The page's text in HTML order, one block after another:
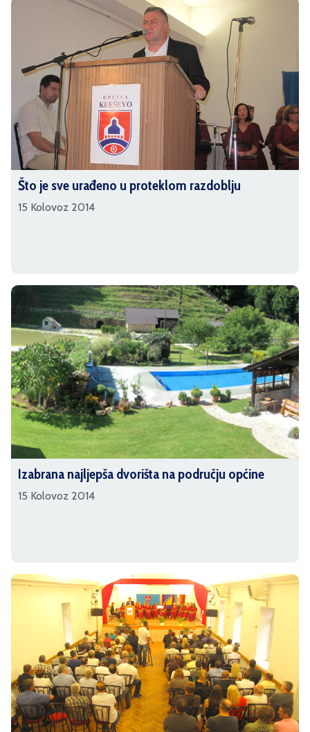
Što je sve urađeno u proteklom razdoblju
15 Kolovoz 2014
Izabrana najljepša dvorišta na području općine
15 Kolovoz 2014